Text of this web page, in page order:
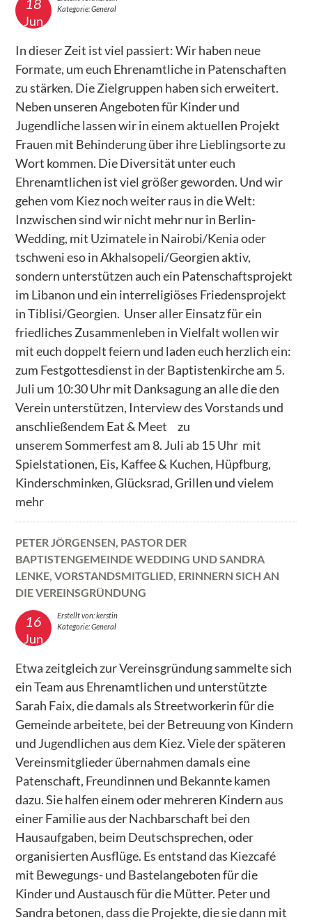
Uzimatele Kenia
Libanon – Bildungspatenschaften für Kinder
Peace Cathedral Tbilisi
ÜBER UNS
WIR GESTALTEN e.V.
Kinderschutz
Presse
GESTALTEN Vorgestellt
PROJEKTE
Abgeschlossene Projekte
– Patenschaften - AUF!leben – Zukunft ist jetzt
– Integration als dialogischer Prozess
– WERTESTARTER Zukunft
– Kiezpatenschaften für Flüchtlingskinder
– Greta, Malala & Co
– Begleitforschungsprojekt PERSPEKTIVWECHSEL
– Banat Acher Zaman – die Mädchen von heute
– Tanzprojekt Sinfonie der Großstadt 2.0. Was uns
bewegt
– Medienkompetenz in Patenschaftsprojekten
– Tanzprojekt Khatwa – Grenzen verschieben
– Projekt ROCKe(i)T-Rallye
– Familiencafé
– HIER – Herkunft, Identität, Entdeckung (von)
Räumen
AKTUELLES
MITGESTALTEN
Zeitspenden
Geldspenden
Bildungsspenden
Mitgliedschaft
NEWSLETTER
DOWNLOADS
KONTAKT
IMPRESSUM
18
Jun
Kategorie: General
In dieser Zeit ist viel passiert: Wir haben neue
Formate, um euch Ehrenamtliche in Patenschaften
zu stärken. Die Zielgruppen haben sich erweitert.
Neben unseren Angeboten für Kinder und
Jugendliche lassen wir in einem aktuellen Projekt
Frauen mit Behinderung über ihre Lieblingsorte zu
Wort kommen. Die Diversität unter euch
Ehrenamtlichen ist viel größer geworden. Und wir
gehen vom Kiez noch weiter raus in die Welt:
Inzwischen sind wir nicht mehr nur in Berlin-
Wedding, mit Uzimatele in Nairobi/Kenia oder
tschweni eso in Akhalsopeli/Georgien aktiv,
sondern unterstützen auch ein Patenschaftsprojekt
im Libanon und ein interreligiöses Friedensprojekt
in Tiblisi/Georgien. Unser aller Einsatz für ein
friedliches Zusammenleben in Vielfalt wollen wir
mit euch doppelt feiern und laden euch herzlich ein:
zum Festgottesdienst in der Baptistenkirche am 5.
Juli um 10:30 Uhr mit Danksagung an alle die den
Verein unterstützen, Interview des Vorstands und
anschließendem Eat & Meet zu
unserem Sommerfest am 8. Juli ab 15 Uhr mit
Spielstationen, Eis, Kaffee & Kuchen, Hüpfburg,
Kinderschminken, Glücksrad, Grillen und vielem
mehr
PETER JÖRGENSEN, PASTOR DER
BAPTISTENGEMEINDE WEDDING UND SANDRA
LENKE, VORSTANDSMITGLIED, ERINNERN SICH AN
DIE VEREINSGRÜNDUNG
16
Jun
Erstellt von: kerstin
Kategorie: General
Etwa zeitgleich zur Vereinsgründung sammelte sich
ein Team aus Ehrenamtlichen und unterstützte
Sarah Faix, die damals als Streetworkerin für die
Gemeinde arbeitete, bei der Betreuung von Kindern
und Jugendlichen aus dem Kiez. Viele der späteren
Vereinsmitglieder übernahmen damals eine
Patenschaft, Freundinnen und Bekannte kamen
dazu. Sie halfen einem oder mehreren Kindern aus
einer Familie aus der Nachbarschaft bei den
Hausaufgaben, beim Deutschsprechen, oder
organisierten Ausflüge. Es entstand das Kiezcafé
mit Bewegungs- und Bastelangeboten für die
Kinder und Austausch für die Mütter. Peter und
Sandra betonen, dass die Projekte, die sie dann mit